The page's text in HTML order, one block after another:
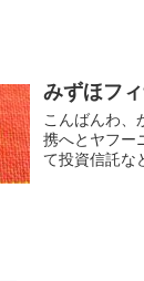
みずほフ
こんばんわ、
携へとヤフー
て投資信託な